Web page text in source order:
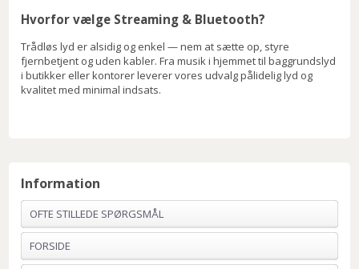
Hvorfor vælge Streaming & Bluetooth?
Trådløs lyd er alsidig og enkel — nem at sætte op, styre
fjernbetjent og uden kabler. Fra musik i hjemmet til baggrundslyd
i butikker eller kontorer leverer vores udvalg pålidelig lyd og
kvalitet med minimal indsats.
Information
OFTE STILLEDE SPØRGSMÅL
FORSIDE